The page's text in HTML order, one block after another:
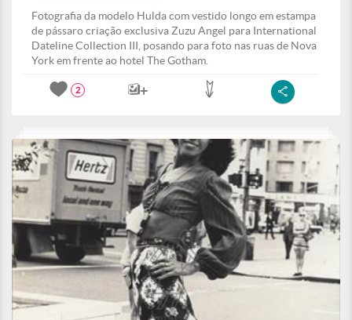
Fotografia da modelo Hulda com vestido longo em estampa
de pássaro criação exclusiva Zuzu Angel para International
Dateline Collection III, posando para foto nas ruas de Nova
York em frente ao hotel The Gotham.
2